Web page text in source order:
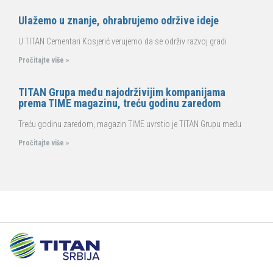
Ulažemo u znanje, ohrabrujemo održive ideje
U TITAN Cementari Kosjerić verujemo da se održiv razvoj gradi
Pročitajte više »
TITAN Grupa među najodrživijim kompanijama
prema TIME magazinu, treću godinu zaredom
Treću godinu zaredom, magazin TIME uvrstio je TITAN Grupu među
Pročitajte više »